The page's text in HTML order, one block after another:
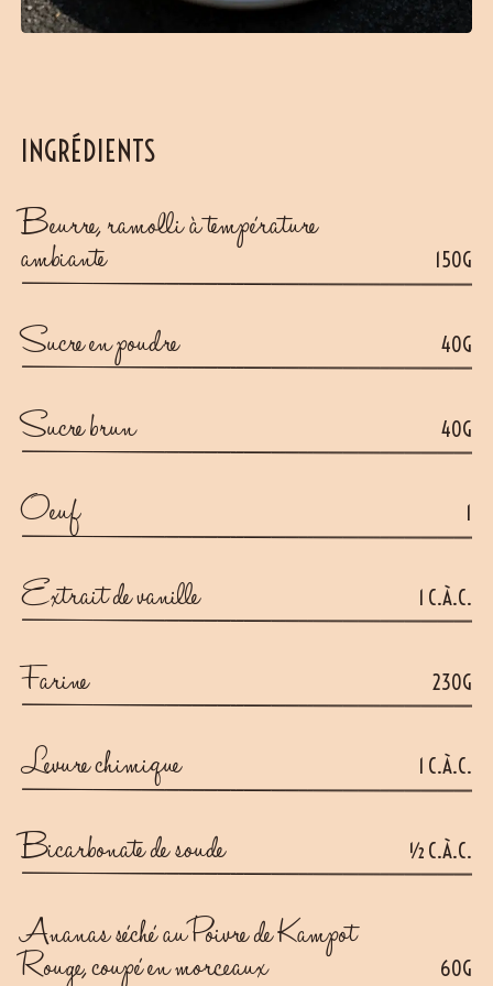
INGRÉDIENTS
Beurre, ramolli à température
ambiante 150G
Sucre en poudre 40G
Sucre brun 40G
Oeuf 1
Extrait de vanille 1 C.À.C.
Farine 230G
Levure chimique 1 C.À.C.
Bicarbonate de soude ½ C.À.C.
Ananas séché au Poivre de Kampot
Rouge, coupé en morceaux 60G